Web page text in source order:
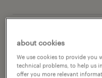
job category
engineering
about cookies
We use cookies to provide you
technical problems, to help us
offer you more relevant